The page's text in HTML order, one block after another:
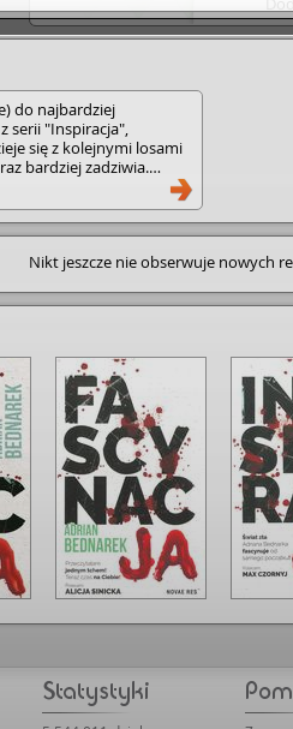
do najbardziej
serii "Inspiracja",
się z kolejnymi losami
bardziej zadziwia.
wpadnie na to, co
i jak potoczą się
Nikt jeszcze nie obserwuje nowych